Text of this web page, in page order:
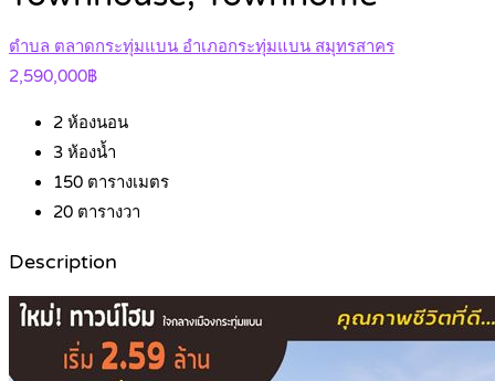
ตำบล ตลาดกระทุ่มแบน อำเภอกระทุ่มแบน สมุทรสาคร
2,590,000฿
2 ห้องนอน
3 ห้องน้ำ
150 ตารางเมตร
20 ตารางวา
Description